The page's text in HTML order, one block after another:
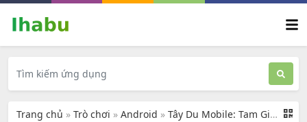
Trang chủ » Trò chơi » Android » Tây Du Mobile: Tam Giới Chiến